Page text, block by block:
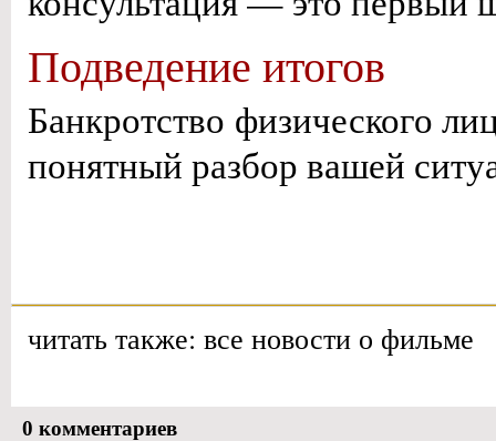
Подведение итогов
Банкротство физического
понятный разбор вашей
читать также: все новости о фильме
0 комментариев